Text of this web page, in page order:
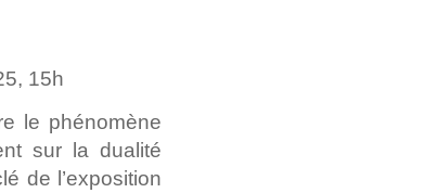
15h
le phénomène
sur la dualité
de l’exposition